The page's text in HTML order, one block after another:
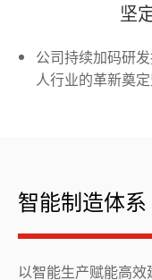
坚
公司持续加码研
人行业的革新奠定
智能制造体系
以智能生产赋能高效